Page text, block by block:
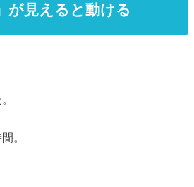
が見えると動ける
。